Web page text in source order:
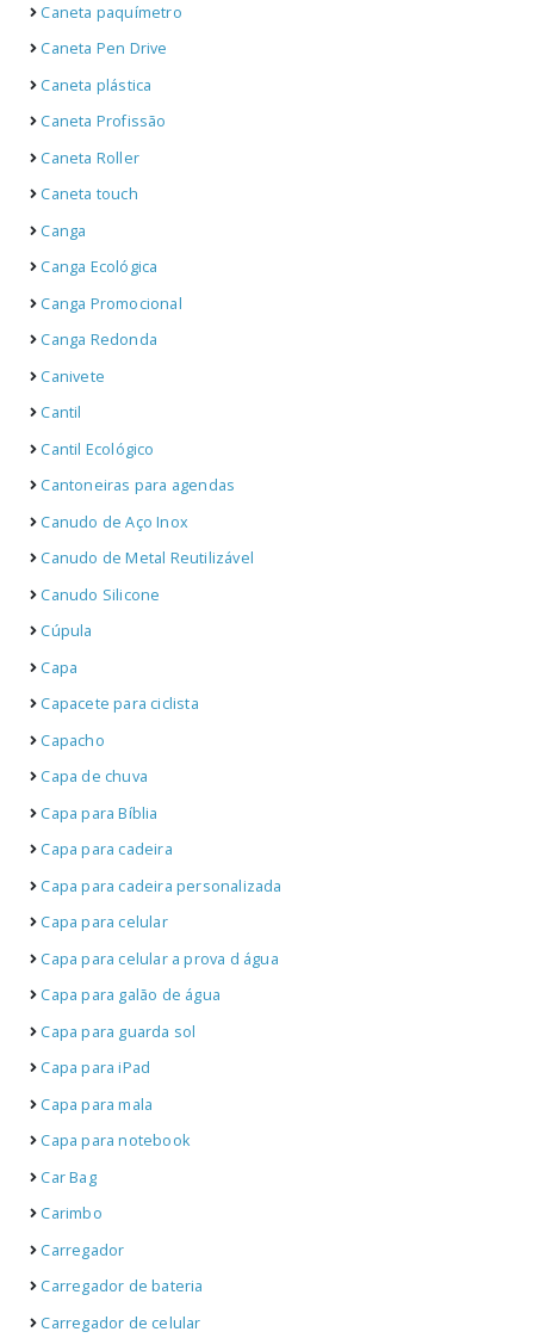
Caneta paquímetro
Caneta Pen Drive
Caneta plástica
Caneta Profissão
Caneta Roller
Caneta touch
Canga
Canga Ecológica
Canga Promocional
Canga Redonda
Canivete
Cantil
Cantil Ecológico
Cantoneiras para agendas
Canudo de Aço Inox
Canudo de Metal Reutilizável
Canudo Silicone
Cúpula
Capa
Capacete para ciclista
Capacho
Capa de chuva
Capa para Bíblia
Capa para cadeira
Capa para cadeira personalizada
Capa para celular
Capa para celular a prova d água
Capa para galão de água
Capa para guarda sol
Capa para iPad
Capa para mala
Capa para notebook
Car Bag
Carimbo
Carregador
Carregador de bateria
Carregador de celular